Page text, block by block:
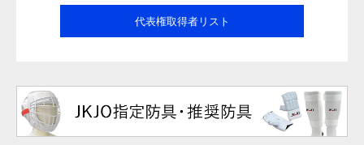
代表権取得者リスト